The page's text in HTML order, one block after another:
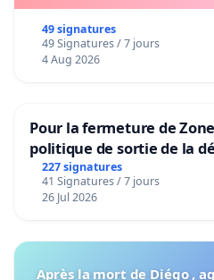
49 signatures
49 Signatures / 7 jours
4 Aug 2026
Pour la fermeture de
politique de sortie de la
227 signatures
41 Signatures / 7 jours
26 Jul 2026
Après la mort de Diégo ,